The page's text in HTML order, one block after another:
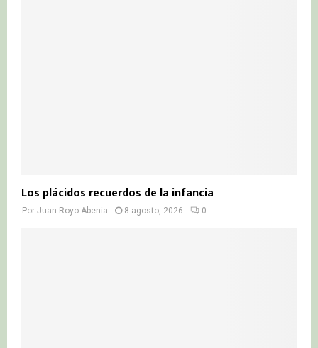
Los plácidos recuerdos de la infancia
Por Juan Royo Abenia 8 agosto, 2026 0